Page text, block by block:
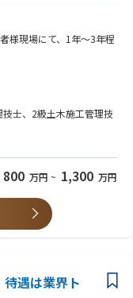
体生産へ！
するための高い品質基
ています。
実現に向けた挑戦を加速
機日本初飛行
様現場にて、1年～3年程
技士、2級土木施工管理技
800 万円 ~ 1,300 万円
遇は業界ト